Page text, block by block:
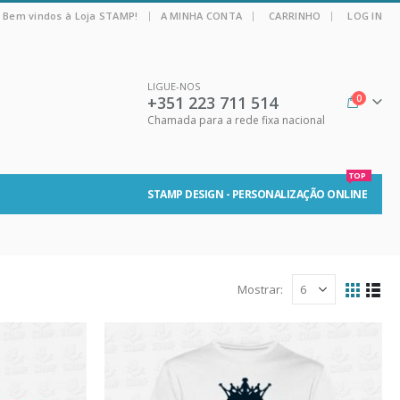
Bem vindos à Loja STAMP! | A MINHA CONTA CARRINHO LOG IN
LIGUE-NOS
+351 223 711 514
Chamada para a rede fixa nacional
0
STAMP DESIGN - PERSONALIZAÇÃO ONLINE
TOP
Mostrar: